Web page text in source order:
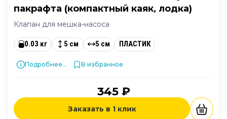
пакрафта (компактный каяк, лодка)
Клапан для мешка-насоса
0.03 кг 5 см 5 см ПЛАСТИК
Подробнее... В избранное
345 ₽
Заказать в 1 клик